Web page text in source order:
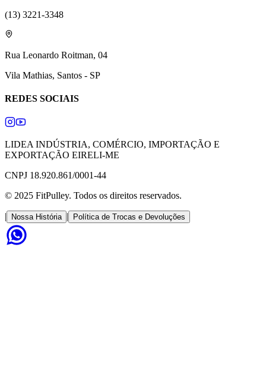
(13) 3221-3348
Rua Leonardo Roitman, 04
Vila Mathias, Santos - SP
REDES SOCIAIS
LIDEA INDÚSTRIA, COMÉRCIO, IMPORTAÇÃO E
EXPORTAÇÃO EIRELI-ME
CNPJ 18.920.861/0001-44
© 2025 FitPulley. Todos os direitos reservados.
| Nossa História | Política de Trocas e Devoluções